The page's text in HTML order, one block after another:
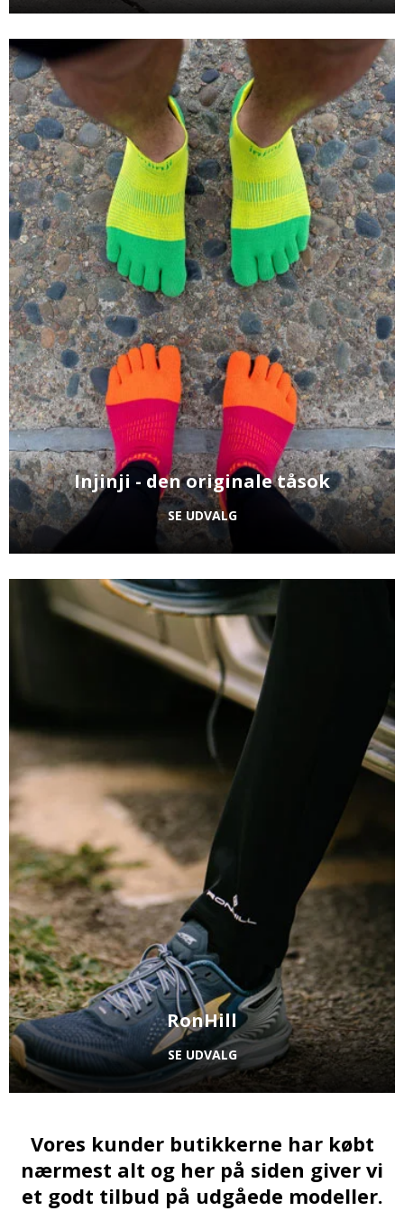
Injinji - den originale tåsok
SE UDVALG
RonHill
SE UDVALG
Vores kunder butikkerne har købt
nærmest alt og her på siden giver vi
et godt tilbud på udgåede modeller.